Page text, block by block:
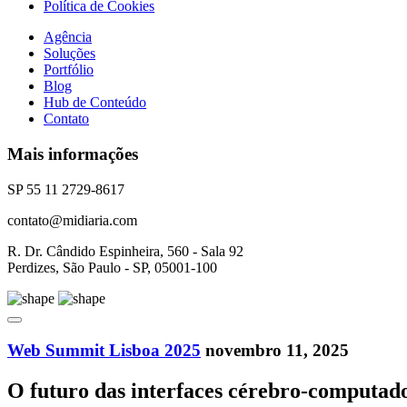
Política de Cookies
Agência
Soluções
Portfólio
Blog
Hub de Conteúdo
Contato
Mais informações
SP 55 11 2729-8617
contato@midiaria.com
R. Dr. Cândido Espinheira, 560 - Sala 92
Perdizes, São Paulo - SP, 05001-100
Web Summit Lisboa 2025 novembro 11, 2025
O futuro das interfaces cérebro-